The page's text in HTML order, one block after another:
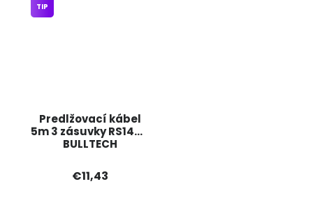
Predlžovací kábel
5m 3 zásuvky RS1445
BULLTECH
TIP
€11,43